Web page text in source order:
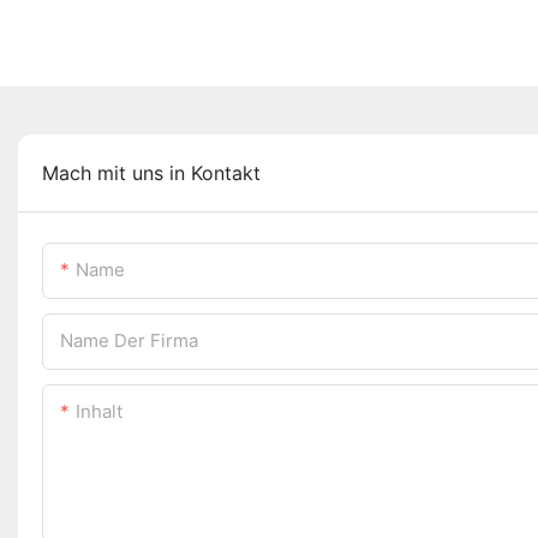
Mach mit uns in Kontakt
Name
Name Der Firma
Inhalt